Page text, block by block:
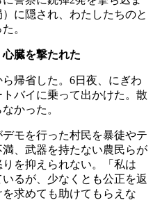
に隠され、わたしたちのと
。
臓を撃たれた
帰省した。6日夜、にぎわ
バイに乗って出かけた。散
かった。
モを行った村民を暴徒やテ
、武器を持たない農民らが
を抑えられない。「私は
るが、少なくとも公正を返
求めても助けてもらえな